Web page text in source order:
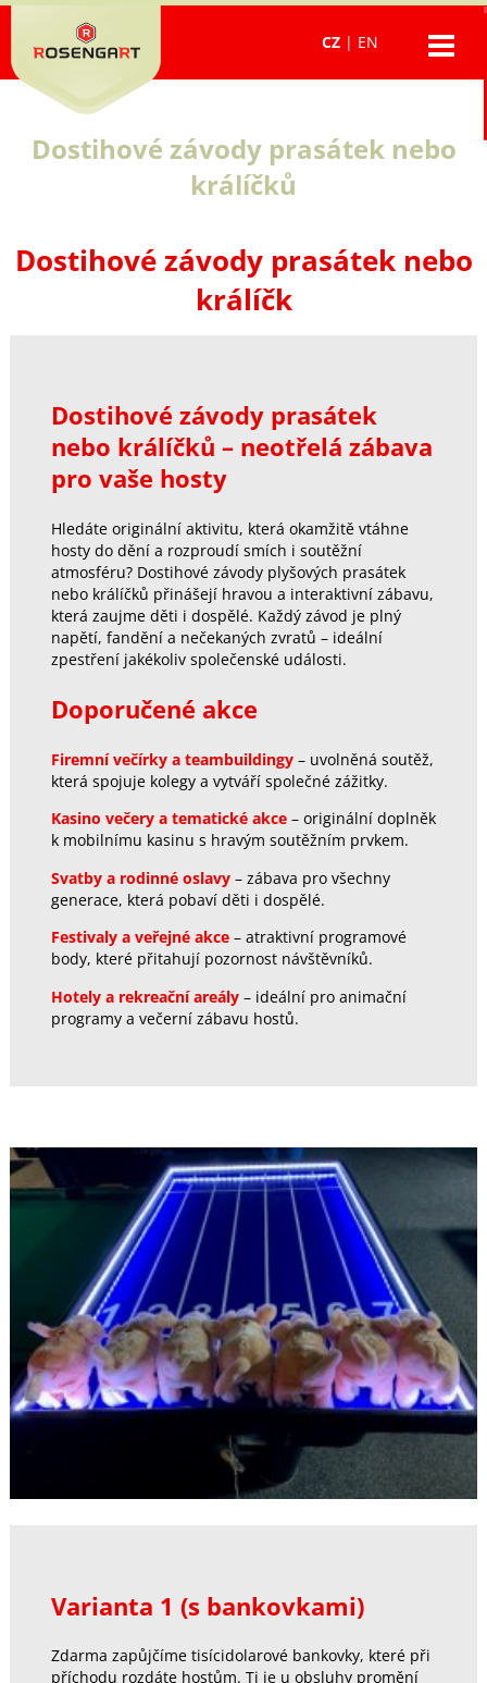
CZ | EN
Dostihové závody prasátek nebo
králíčků
Dostihové závody prasátek nebo
králíčk
Dostihové závody prasátek
nebo králíčků – neotřelá zábava
pro vaše hosty
Hledáte originální aktivitu, která okamžitě vtáhne
hosty do dění a rozproudí smích i soutěžní
atmosféru? Dostihové závody plyšových prasátek
nebo králíčků přinášejí hravou a interaktivní zábavu,
která zaujme děti i dospělé. Každý závod je plný
napětí, fandění a nečekaných zvratů – ideální
zpestření jakékoliv společenské události.
Doporučené akce
Firemní večírky a teambuildingy– uvolněná soutěž,
která spojuje kolegy a vytváří společné zážitky.
Kasino večery a tematické akce– originální doplněk
k mobilnímu kasinu s hravým soutěžním prvkem.
Svatby a rodinné oslavy– zábava pro všechny
generace, která pobaví děti i dospělé.
Festivaly a veřejné akce– atraktivní programové
body, které přitahují pozornost návštěvníků.
Hotely a rekreační areály– ideální pro animační
programy a večerní zábavu hostů.
Varianta 1 (s bankovkami)
Zdarma zapůjčíme tisícidolarové bankovky, které při
příchodu rozdáte hostům. Ti je u obsluhy promění